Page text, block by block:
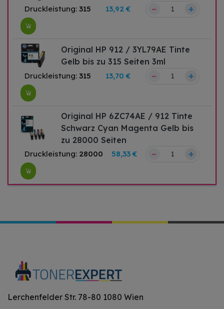
Druckleistung: 315 13,92 € – +
Original HP 912 / 3YL79AE Tinte
Gelb bis zu 315 Seiten 3ml
Druckleistung: 315 13,70 € – +
Original HP 6ZC74AE / 912 Tinte
Schwarz Cyan Magenta Gelb bis
zu 28000 Seiten
Druckleistung: 28000 58,33 € – +
Lerchenfelder Str. 78-80 1080 Wien